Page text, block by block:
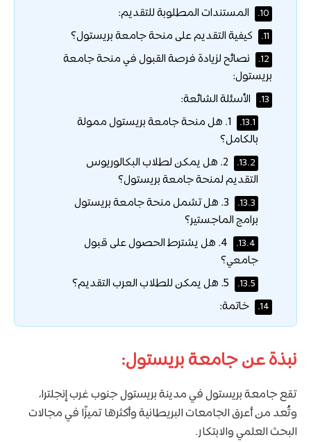
10. المستندات المطلوبة للتقديم:
11. كيفية التقديم على منحة جامعة بريستول؟
12.
نصائح لزيادة فرصة القبول في منحة جامعة
بريستول:
13. الأسئلة الشائعة:
13.1.
1. هل منحة جامعة بريستول ممولة
بالكامل؟
13.2.
2. هل يمكن لطلاب البكالوريوس
التقديم لمنحة جامعة بريستول؟
13.3.
3. هل تشمل منحة جامعة بريستول
برامج الماجستير؟
13.4.
4. هل يشترط الحصول على قبول
جامعي؟
13.5.
14. خاتمة:
نبذة عن جامعة بريستول:
تقع جامعة بريستول في مدينة بريستول جنوب غرب إنجلترا،
وتُعد من أعرق الجامعات البريطانية وأكثرها تميزًا في مجالات
البحث العلمي والابتكار.